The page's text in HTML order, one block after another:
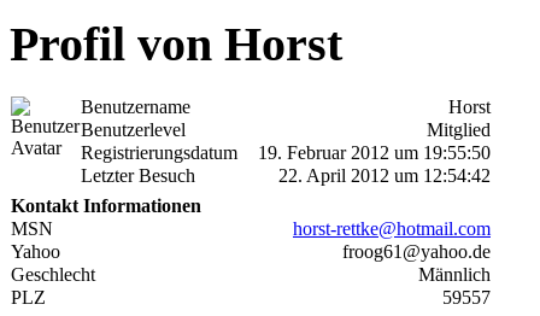
Profil von Horst
Benutzername
Horst
Benutzerlevel
Mitglied
Registrierungsdatum
19. Februar 2012 um 19:55:50
Letzter Besuch
22. April 2012 um 12:54:42
Kontakt Informationen
MSN
horst-rettke@hotmail.com
Yahoo
froog61@yahoo.de
Geschlecht
Männlich
PLZ
59557